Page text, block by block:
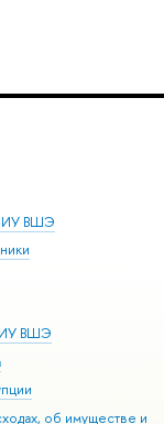
ВШЭ
ВШЭ
об имуществе и